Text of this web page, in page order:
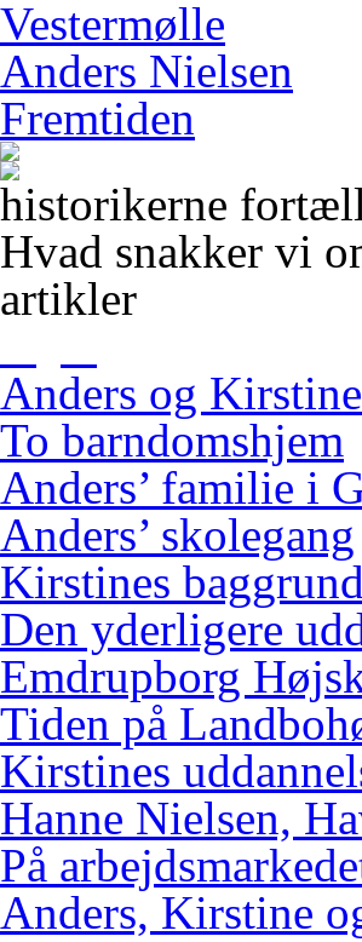
Vestermølle
Anders Nielsen
Fremtiden
historikerne
Hvad snakker vi
artikler
Anders og
To barndomshjem
Anders’ familie i
Anders’ skolegang
Kirstines baggrund
Den yderligere
Emdrupborg
Tiden på
Kirstines
Hanne Nielsen,
På
Anders, Kirstine